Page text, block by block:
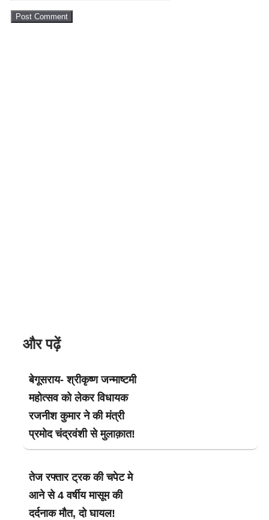
और पढ़ें
बेगूसराय- श्रीकृष्ण जन्माष्टमी
महोत्सव को लेकर विधायक
रजनीश कुमार ने की मंत्री
प्रमोद चंद्रवंशी से मुलाक़ात!
तेज रफ्तार ट्रक की चपेट मे
आने से 4 वर्षीय मासूम की
दर्दनाक मौत, दो घायल!